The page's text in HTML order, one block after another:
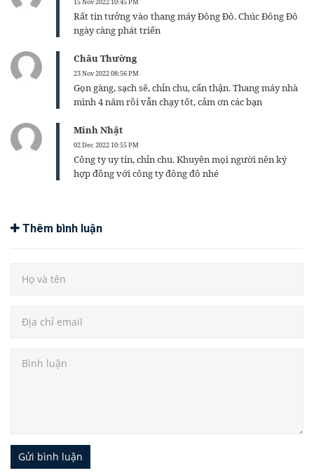
Rất tin tưởng vào thang máy Đông Đô. Chúc Đông Đô
ngày càng phát triển
Châu Thường
23 Nov 2022 08:56 PM
Gọn gàng, sạch sẽ, chỉn chu, cẩn thận. Thang máy nhà
mình 4 năm rồi vẫn chạy tốt, cảm ơn các bạn
Minh Nhật
02 Dec 2022 10:55 PM
Công ty uy tín, chỉn chu. Khuyên mọi người nên ký
hợp đồng với công ty đông đô nhé
Thêm bình luận
Gửi bình luận